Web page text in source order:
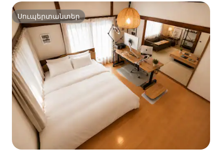
Հանգիստ տուն | Մինչև 11 հոգի
Սուպերտանտեր
Սուպերտանտեր